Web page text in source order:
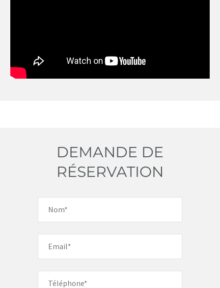
DEMANDE DE
RÉSERVATION